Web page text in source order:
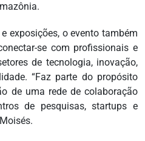
exposições, o evento também
se com profissionais e
de tecnologia, inovação,
“Faz parte do propósito
de uma rede de colaboração
de pesquisas, startups e